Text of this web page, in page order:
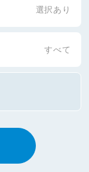
選択あり
すべて